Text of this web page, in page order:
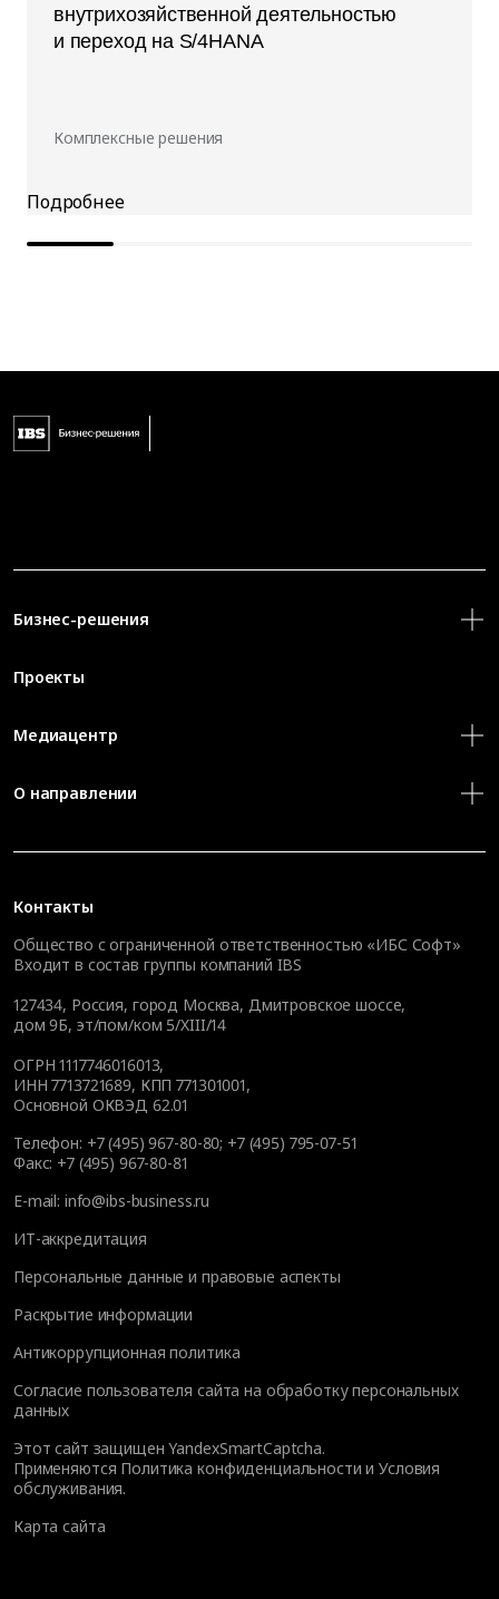
внутрихозяйственной деятельностью
и переход на S/4HANA
Комплексные решения
Контакты
Общество с ограниченной ответственностью «ИБС Софт»
Входит в состав группы компаний IBS
127434, Россия, город Москва, Дмитровское шоссе,
дом 9Б, эт/пом/ком 5/XIII/14
ОГРН 1117746016013,
ИНН 7713721689, КПП 771301001,
Основной ОКВЭД 62.01
Телефон: +7 (495) 967-80-80; +7 (495) 795-07-51
Факс: +7 (495) 967-80-81
E-mail: info@ibs-business.ru
ИТ-аккредитация
Персональные данные и правовые аспекты
Раскрытие информации
Антикоррупционная политика
Согласие пользователя сайта на обработку персональных
данных
Этот сайт защищен YandexSmartCaptcha.
Применяются Политика конфиденциальности иУсловия
обслуживания.
Карта сайта
Бизнес-решения
Проекты
Медиацентр
О направлении